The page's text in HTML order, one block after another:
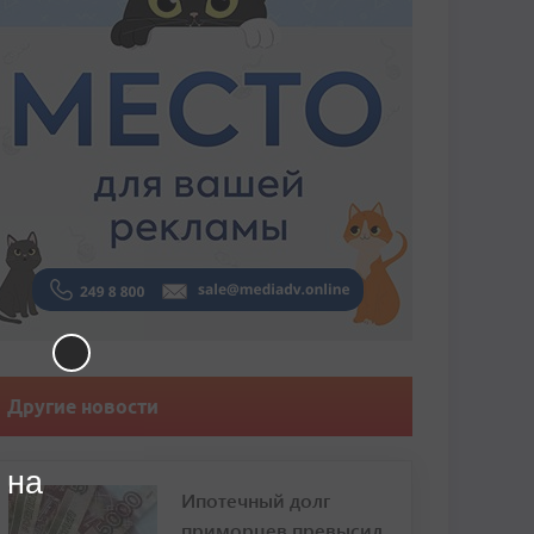
Другие новости
Ипотечный долг